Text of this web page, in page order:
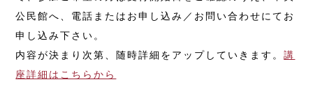
公民館へ、電話またはお申し込み／お問い合わせにてお
申し込み下さい。
内容が決まり次第、随時詳細をアップしていきます。講
座詳細はこちらから